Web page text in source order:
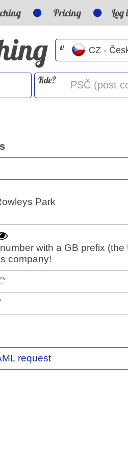
Pricing Log
v
Kde?
Park
with a GB prefix
company!
request